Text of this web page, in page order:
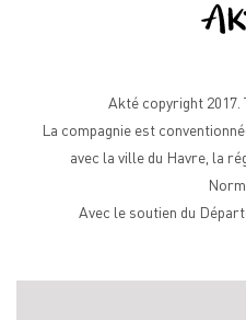
Akté copyright 2017.
La compagnie est
avec la ville du Havre, la
Avec le soutien du